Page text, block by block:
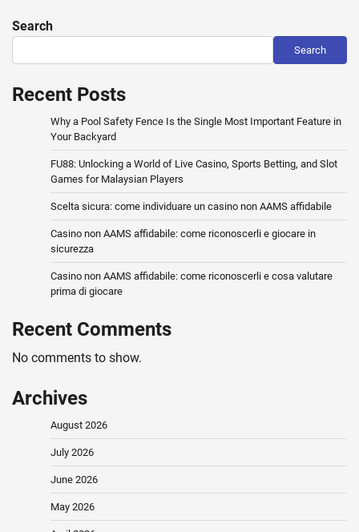
Search
Search
Recent Posts
Why a Pool Safety Fence Is the Single Most Important Feature in
Your Backyard
FU88: Unlocking a World of Live Casino, Sports Betting, and Slot
Games for Malaysian Players
Scelta sicura: come individuare un casino non AAMS affidabile
Casino non AAMS affidabile: come riconoscerli e giocare in
sicurezza
Casino non AAMS affidabile: come riconoscerli e cosa valutare
prima di giocare
Recent Comments
No comments to show.
Archives
August 2026
July 2026
June 2026
May 2026